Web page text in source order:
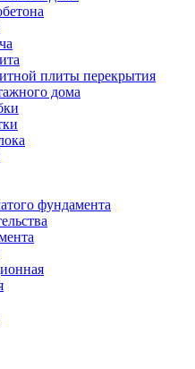
плиты перекрытия
дома
фундамента